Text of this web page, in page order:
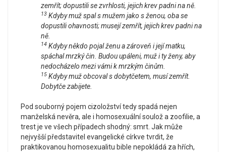
zemřít; dopustili se zvrhlosti, jejich krev padni na ně.
13 Kdyby muž spal s mužem jako s ženou, oba se
dopustili ohavnosti; musejí zemřít, jejich krev padni na
ně.
14 Kdyby někdo pojal ženu a zároveň i její matku,
spáchal mrzký čin. Budou upáleni, muž i ty ženy, aby
nedocházelo mezi vámi k mrzkým činům.
15 Kdyby muž obcoval s dobytčetem, musí zemřít.
Dobytče zabijete.
Pod souborný pojem cizoložství tedy spadá nejen
manželská nevěra, ale i homosexuální soulož a zoofilie, a
trest je ve všech případech shodný: smrt. Jak může
nejvyšší představitel evangelické církve tvrdit, že
praktikovanou homosexualitu bible nepokládá za hřích,